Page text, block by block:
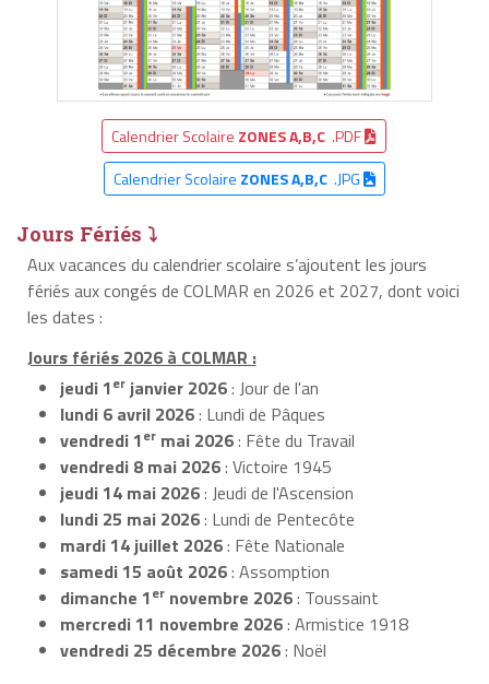
Calendrier Scolaire ZONES A,B,C .PDF
Calendrier Scolaire ZONES A,B,C.JPG
Jours Fériés ⤵
Aux vacances du calendrier scolaire s’ajoutent les jours
fériés aux congés de COLMAR en 2026 et 2027, dont voici
les dates :
Jours fériés 2026 à COLMAR :
jeudi 1er janvier 2026: Jour de l'an
lundi 6 avril 2026: Lundi de Pâques
vendredi 1er mai 2026: Fête du Travail
vendredi 8 mai 2026: Victoire 1945
jeudi 14 mai 2026: Jeudi de l'Ascension
lundi 25 mai 2026: Lundi de Pentecôte
mardi 14 juillet 2026: Fête Nationale
samedi 15 août 2026: Assomption
dimanche 1er novembre 2026: Toussaint
mercredi 11 novembre 2026: Armistice 1918
vendredi 25 décembre 2026: Noël